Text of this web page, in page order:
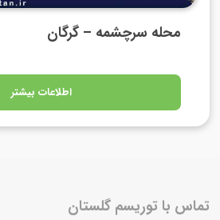
محله سرچشمه – گرگان
اطلاعات بیشتر
تماس با توریسم گلستان